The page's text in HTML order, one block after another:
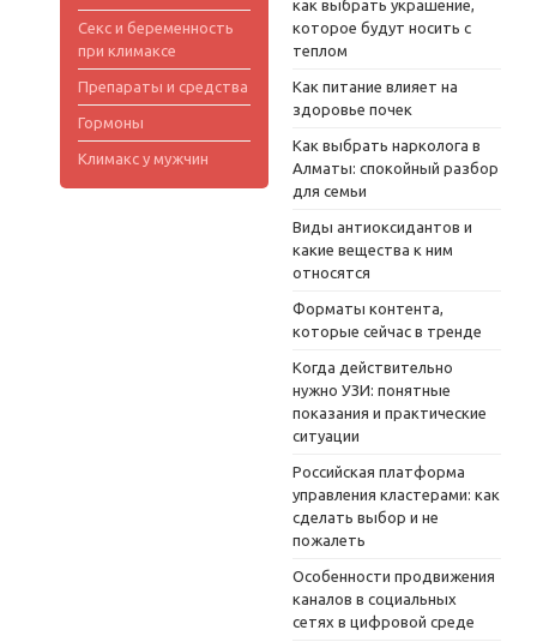
Секс и беременность
при климаксе
Препараты и средства
Гормоны
Климакс у мужчин
как выбрать украшение,
которое будут носить с
теплом
Как питание влияет на
здоровье почек
Как выбрать нарколога в
Алматы: спокойный разбор
для семьи
Виды антиоксидантов и
какие вещества к ним
относятся
Форматы контента,
которые сейчас в тренде
Когда действительно
нужно УЗИ: понятные
показания и практические
ситуации
Российская платформа
управления кластерами: как
сделать выбор и не
пожалеть
Особенности продвижения
каналов в социальных
сетях в цифровой среде